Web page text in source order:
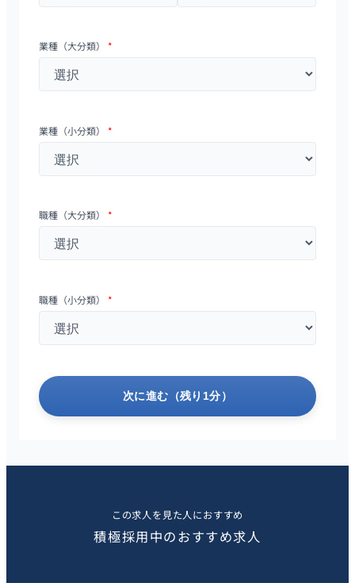
業種（大分類） *
業種（小分類） *
職種（大分類） *
職種（小分類） *
次に進む（残り1分）
この求人を見た人におすすめ
積極採用中のおすすめ求人